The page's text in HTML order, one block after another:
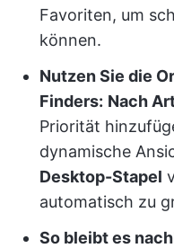
Favoriten, um
können.
Nutzen Sie die
Finders: Nach
Priorität
dynamische
Desktop-Stapel
automatisch zu
So bleibt es